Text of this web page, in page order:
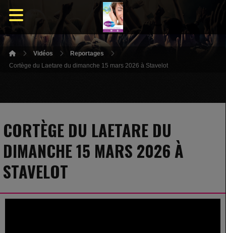
Vidéos
Reportages
Cortège du Laetare du dimanche 15 mars 2026 à Stavelot
CORTÈGE DU LAETARE DU
DIMANCHE 15 MARS 2026 À
STAVELOT